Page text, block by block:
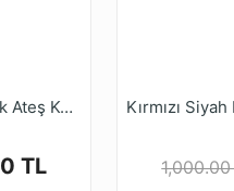
beraber zamanla
vermeyen Tesbih
Halkalı İmame Kırmızı Renk Ateş Kehribarı Tesbih
TL